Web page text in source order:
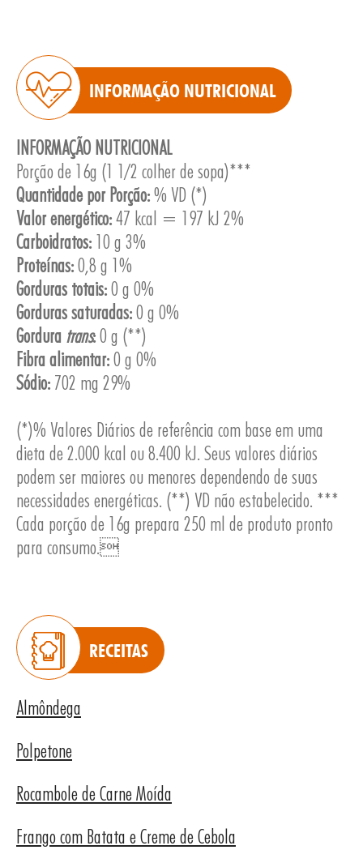
INFORMAÇÃO NUTRICIONAL
INFORMAÇÃO NUTRICIONAL
Porção de 16g (1 1/2 colher de sopa)***
Quantidade por Porção:% VD (*)
Valor energético:47 kcal = 197 kJ 2%
Carboidratos: 10 g 3%
Proteínas:0,8 g 1%
Gorduras totais:0 g 0%
Gorduras saturadas:0 g 0%
Gordura trans:0 g (**)
Fibra alimentar:0 g 0%
Sódio: 702 mg 29%
(*)% Valores Diários de referência com base em uma
dieta de 2.000 kcal ou 8.400 kJ. Seus valores diários
podem ser maiores ou menores dependendo de suas
necessidades energéticas. (**) VD não estabelecido. ***
Cada porção de 16g prepara 250 ml de produto pronto
para consumo.
RECEITAS
Almôndega
Polpetone
Rocambole de Carne Moída
Frango com Batata e Creme de Cebola